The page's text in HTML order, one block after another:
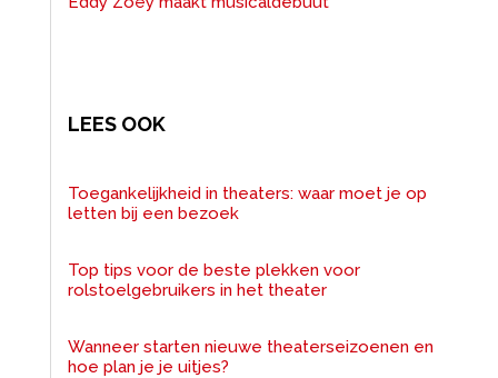
LEES OOK
Toegankelijkheid in theaters: waar moet je op
letten bij een bezoek
Top tips voor de beste plekken voor
rolstoelgebruikers in het theater
Wanneer starten nieuwe theaterseizoenen en
hoe plan je je uitjes?